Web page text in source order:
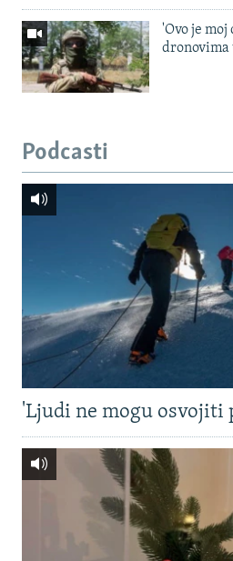
'Ovo je
dronovima
Podcasti
'Ljudi ne mogu osvojiti